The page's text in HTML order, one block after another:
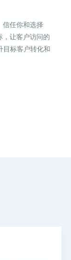
信任你和选择
让客户访问的
目标客户转化和